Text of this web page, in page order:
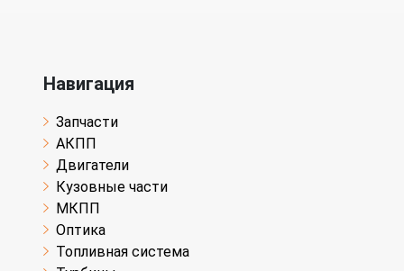
Навигация
Запчасти
АКПП
Двигатели
Кузовные части
МКПП
Оптика
Топливная система